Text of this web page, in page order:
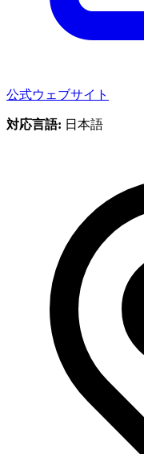
公式ウェブサイト
対応言語: 日本語